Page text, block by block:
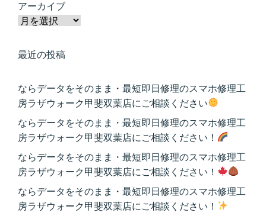
アーカイブ
最近の投稿
ならデータをそのまま・最短即日修理のスマホ修理工
房ラザウォーク甲斐双葉店にご相談ください
ならデータをそのまま・最短即日修理のスマホ修理工
房ラザウォーク甲斐双葉店にご相談ください！
ならデータをそのまま・最短即日修理のスマホ修理工
房ラザウォーク甲斐双葉店にご相談ください！
ならデータをそのまま・最短即日修理のスマホ修理工
房ラザウォーク甲斐双葉店にご相談ください！